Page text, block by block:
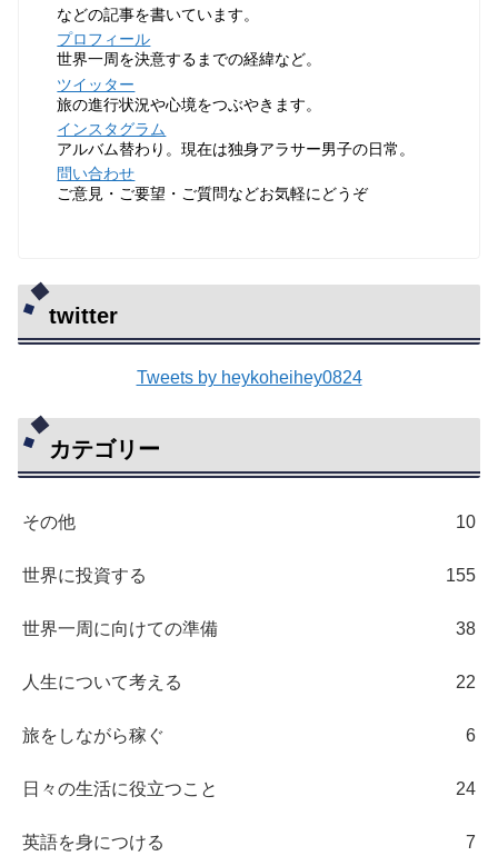
などの記事を書いています。
プロフィール
世界一周を決意するまでの経緯など。
ツイッター
旅の進行状況や心境をつぶやきます。
インスタグラム
アルバム替わり。現在は独身アラサー男子の日常。
問い合わせ
ご意見・ご要望・ご質問などお気軽にどうぞ
twitter
Tweets by heykoheihey0824
カテゴリー
その他 10
世界に投資する 155
世界一周に向けての準備 38
人生について考える 22
旅をしながら稼ぐ 6
日々の生活に役立つこと 24
英語を身につける 7